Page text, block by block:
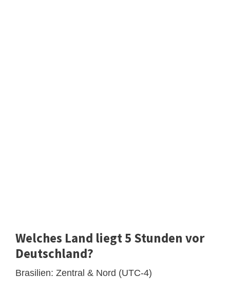
Welches Land liegt 5 Stunden vor
Deutschland?
Brasilien: Zentral & Nord (UTC-4)